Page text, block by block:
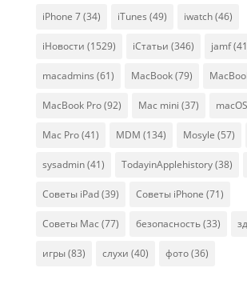
iPhone 7(34) iTunes (49) iwatch(46)
iНовости (1529) iСтатьи (346) jamf
macadmins (61) MacBook(79)
MacBook Pro(92) Mac mini (37) macOS
Mac Pro(41) MDM (134) Mosyle (57)
sysadmin(41) TodayinApplehistory(38)
Советы iPad(39) Советы iPhone (71)
Советы Mac (77) безопасность(33)
игры(83) слухи (40) фото(36)